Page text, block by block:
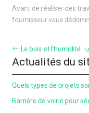
Avant de réaliser des
fournisseur vous
Le bois et l’humidité :
Actualités du
Quels types de projets
Barrière de voirie pour